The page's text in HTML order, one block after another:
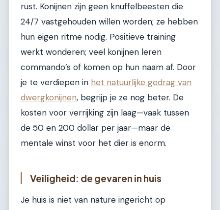
rust. Konijnen zijn geen knuffelbeesten die
24/7 vastgehouden willen worden; ze hebben
hun eigen ritme nodig. Positieve training
werkt wonderen; veel konijnen leren
commando’s of komen op hun naam af. Door
je te verdiepen in het natuurlijke gedrag van
dwergkonijnen, begrijp je ze nog beter. De
kosten voor verrijking zijn laag—vaak tussen
de 50 en 200 dollar per jaar—maar de
mentale winst voor het dier is enorm.
Veiligheid: de gevaren in huis
Je huis is niet van nature ingericht op